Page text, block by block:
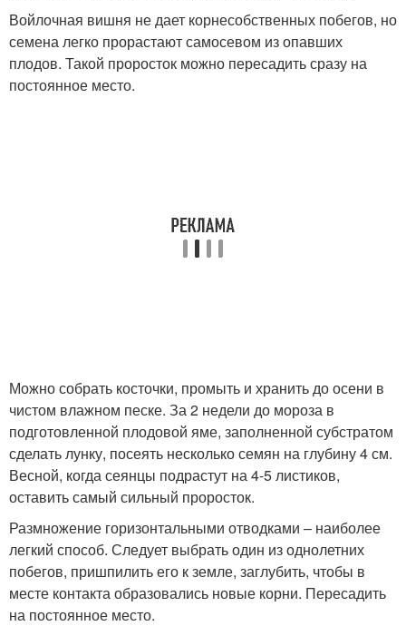
Войлочная вишня не дает корнесобственных побегов, но
семена легко прорастают самосевом из опавших
плодов. Такой проросток можно пересадить сразу на
постоянное место.
Можно собрать косточки, промыть и хранить до осени в
чистом влажном песке. За 2 недели до мороза в
подготовленной плодовой яме, заполненной субстратом
сделать лунку, посеять несколько семян на глубину 4 см.
Весной, когда сеянцы подрастут на 4-5 листиков,
оставить самый сильный проросток.
Размножение горизонтальными отводками – наиболее
легкий способ. Следует выбрать один из однолетних
побегов, пришпилить его к земле, заглубить, чтобы в
месте контакта образовались новые корни. Пересадить
на постоянное место.